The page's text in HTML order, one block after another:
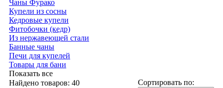
Чаны Фурако
Купели из сосны
Кедровые купели
Фитобочки (кедр)
Из нержавеющей стали
Банные чаны
Печи для купелей
Товары для бани
Показать все
Найдено товаров: 40 Сортировать по: